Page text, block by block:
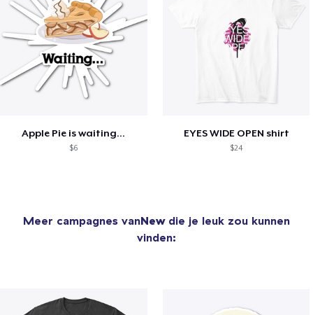
Apple Pie is waiting...
$6
EYES WIDE OPEN shirt
$24
Meer campagnes vanNewdie je leuk zou kunnen
vinden: